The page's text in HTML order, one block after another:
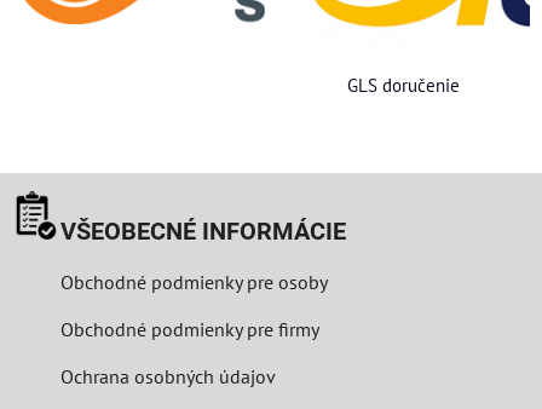
GLS doručenie
VŠEOBECNÉ INFORMÁCIE
Obchodné podmienky pre osoby
Obchodné podmienky pre firmy
Ochrana osobných údajov